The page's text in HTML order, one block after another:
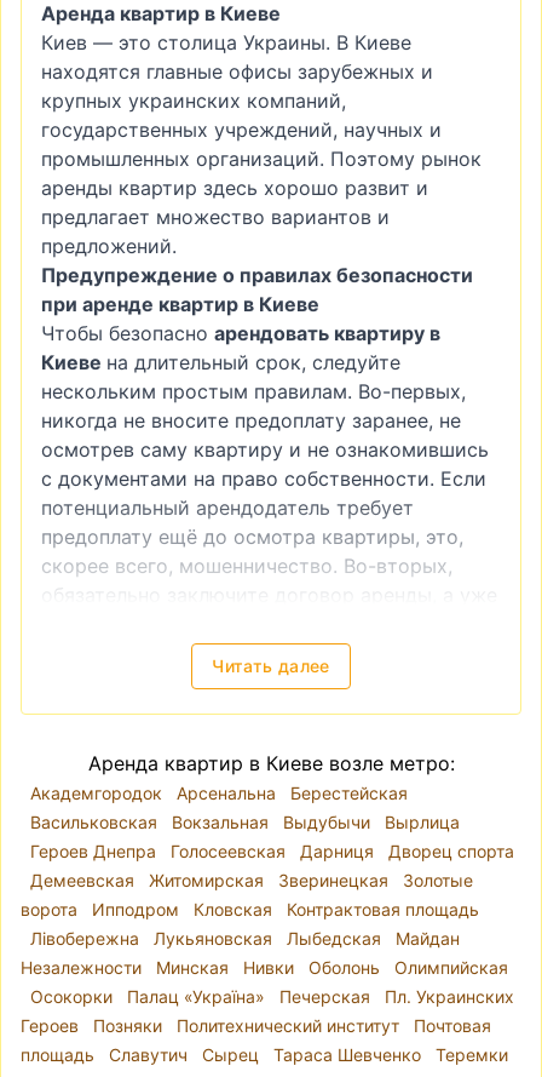
Аренда квартир в Киеве
Киев — это столица Украины. В Киеве
находятся главные офисы зарубежных и
крупных украинских компаний,
государственных учреждений, научных и
промышленных организаций. Поэтому рынок
аренды квартир здесь хорошо развит и
предлагает множество вариантов и
предложений.
Предупреждение о правилах безопасности
при аренде квартир в Киеве
Чтобы безопасно арендовать квартиру в
Киеве на длительный срок, следуйте
нескольким простым правилам. Во-первых,
никогда не вносите предоплату заранее, не
осмотрев саму квартиру и не ознакомившись
с документами на право собственности. Если
потенциальный арендодатель требует
предоплату ещё до осмотра квартиры, это,
скорее всего, мошенничество. Во-вторых,
обязательно заключите договор аренды, а уже
если вы видите слишком низкую цену на
квартиру, это также часто является
признаком мошенничества.
Киев разделён на десять районов. Река Днепр
делит город так, что районы Голосеевский,
Оболонский, Печерский, Подольский,
Святошинский, Соломенский и
Шевченковский находятся на правом берегу, а
Дарницкий, Деснянский и Днепровский — на
левом. Однако при выборе места для аренды
квартиры лучше ориентироваться на
микрорайоны, так как административные
районы часто включают в себя варианты
разного уровня комфорта и класса жилья.
Читать далее
Аренда квартир в Киеве возле метро:
Академгородок Арсенальна
Берестейская
Васильковская
Вокзальная Выдубычи
Вырлица
Героев Днепра
Голосеевская Дарниця
Дворец спорта
Демеевская
Житомирская Зверинецкая
Золотые
ворота
Ипподром Кловская
Контрактовая площадь
Лівобережна
Лукьяновская Лыбедская
Майдан
Незалежности
Минская Нивки Оболонь
Олимпийская
Осокорки
Палац «Україна» Печерская
Пл. Украинских
Героев
Позняки Политехнический институт
Почтовая
площадь
Славутич Сырец Тараса Шевченко
Теремки